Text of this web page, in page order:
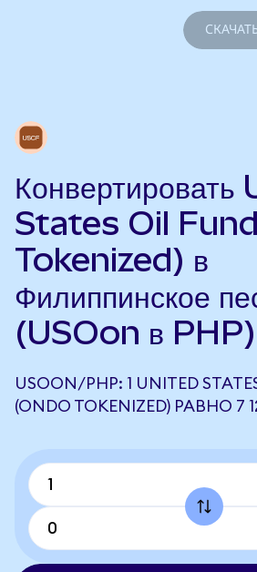
States Oil
Tokenized) в
Филиппинское
(USOon в PHP)
USOON/PHP: 1 UNITED
(ONDO TOKENIZED) РАВНО 7